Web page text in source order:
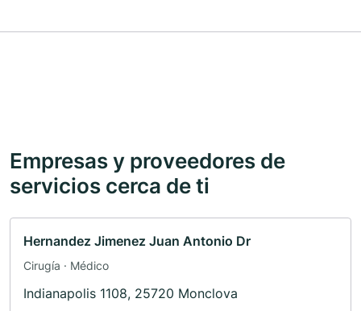
Empresas y proveedores de
servicios cerca de ti
Hernandez Jimenez Juan Antonio Dr
Cirugía · Médico
Indianapolis 1108, 25720 Monclova